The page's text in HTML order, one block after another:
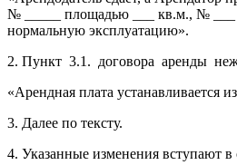
№ _____ площадью ___ кв.м., №
нормальную эксплуатацию».
2. Пункт 3.1. договора аренды
«Арендная плата
3. Далее по тексту.
4. Указанные изменения вступают в